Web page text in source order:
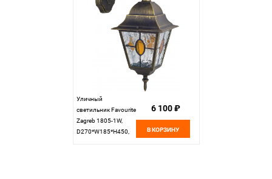
Уличный
светильник Favourite
Zagreb 1805-1W,
D270*W185*H450,
6 100 ₽
В КОРЗИНУ